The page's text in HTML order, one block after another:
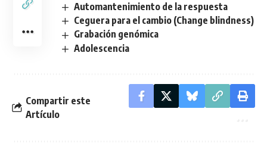
Automantenimiento de la respuesta
Ceguera para el cambio (Change blindness)
Grabación genómica
Adolescencia
Compartir este
Artículo